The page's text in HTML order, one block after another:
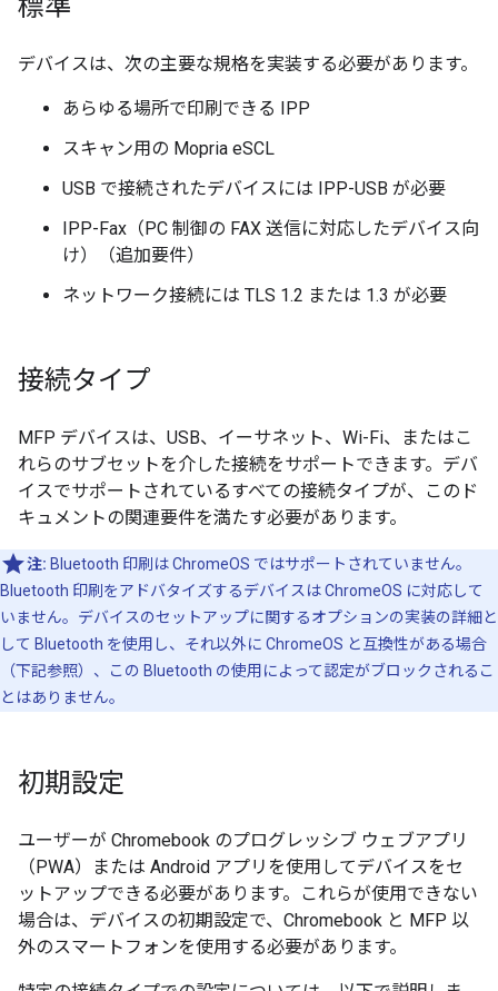
標準
デバイスは、次の主要な規格を実装する必要があります。
あらゆる場所で印刷できる IPP
スキャン用の Mopria eSCL
USB で接続されたデバイスには IPP-USB が必要
IPP-Fax（PC 制御の FAX 送信に対応したデバイス向
け）（追加要件）
ネットワーク接続には TLS 1.2 または 1.3 が必要
接続タイプ
MFP デバイスは、USB、イーサネット、Wi-Fi、またはこ
れらのサブセットを介した接続をサポートできます。デバ
イスでサポートされているすべての接続タイプが、このド
キュメントの関連要件を満たす必要があります。
注: Bluetooth 印刷は ChromeOS ではサポートされていません。
Bluetooth 印刷をアドバタイズするデバイスは ChromeOS に対応して
いません。デバイスのセットアップに関するオプションの実装の詳細と
して Bluetooth を使用し、それ以外に ChromeOS と互換性がある場合
（下記参照）、この Bluetooth の使用によって認定がブロックされるこ
とはありません。
初期設定
ユーザーが Chromebook のプログレッシブ ウェブアプリ
（PWA）または Android アプリを使用してデバイスをセ
ットアップできる必要があります。これらが使用できない
場合は、デバイスの初期設定で、Chromebook と MFP 以
外のスマートフォンを使用する必要があります。